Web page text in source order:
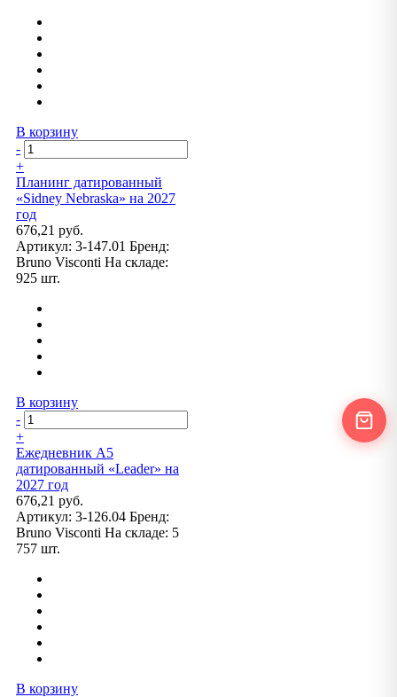
В корзину
-
+
Планинг датированный
«Sidney Nebraska» на 2027
год
676,21 руб.
Артикул: 3-147.01 Бренд:
Bruno Visconti На складе:
925 шт.
В корзину
-
+
Ежедневник А5
датированный «Leader» на
2027 год
676,21 руб.
Артикул: 3-126.04 Бренд:
Bruno Visconti На складе: 5
757 шт.
В корзину